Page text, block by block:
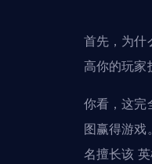
首先，为什
高你的玩家
你看，这完
图赢得游
名擅长该